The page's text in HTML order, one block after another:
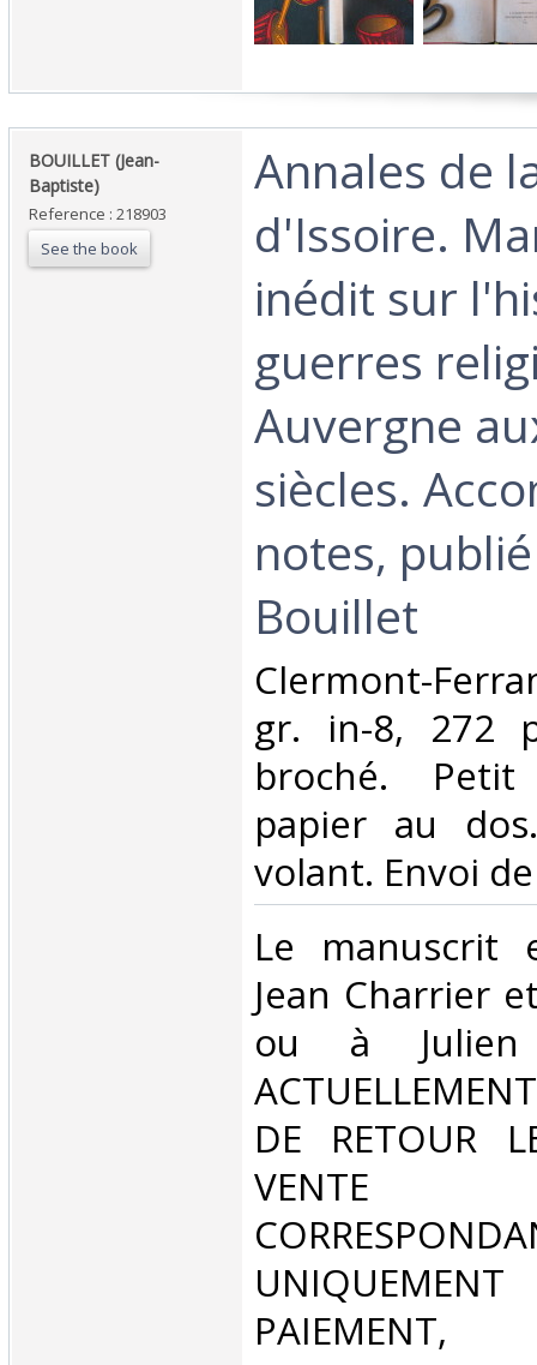
‎BOUILLET (Jean-
Baptiste)‎
Reference : 218903
See the book
‎Annales de
d'Issoire.
inédit sur
guerres
Auvergne
siècles.
notes,
Bouillet‎
‎Clermont-
gr. in-8, 272
broché.
papier au
volant. Envoi
‎Le manuscrit
Jean Charrier
ou à
DE RETOUR